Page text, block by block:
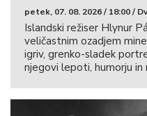
petek, 07. 08. 2026 / 18:00 /
Islandski režiser Hlynur
veličastnim ozadjem
igriv, grenko-sladek
njegovi lepoti, humorju